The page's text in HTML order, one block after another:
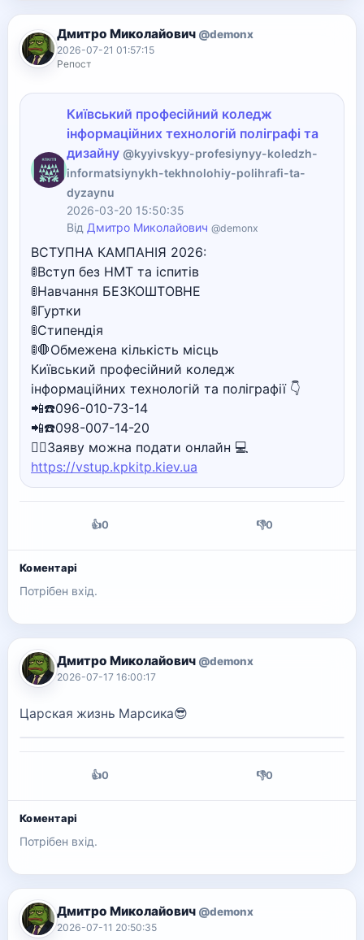
Дмитро Миколайович @demonx
2026-07-21 01:57:15
Репост
Київський професійний коледж
інформаційних технологій поліграфі та
дизайну @kyyivskyy-profesiynyy-koledzh-
informatsiynykh-tekhnolohiy-polihrafi-ta-
dyzaynu
2026-03-20 15:50:35
Від Дмитро Миколайович @demonx
ВСТУПНА КАМПАНІЯ 2026:
🚦Вступ без НМТ та іспитів
🚦Навчання БЕЗКОШТОВНЕ
🚦Гуртки
🚦Стипендія
🚦🛑Обмежена кількість місць
Київський професійний коледж
інформаційних технологій та поліграфії 👇
📲☎️096-010-73-14
📲☎️098-007-14-20
🙋‍♀️Заяву можна подати онлайн 💻
https://vstup.kpkitp.kiev.ua
👍0 👎0
Коментарі
Потрібен вхід.
Дмитро Миколайович @demonx
2026-07-17 16:00:17
Царская жизнь Марсика😎
👍0 👎0
Коментарі
Потрібен вхід.
Дмитро Миколайович @demonx
2026-07-11 20:50:35